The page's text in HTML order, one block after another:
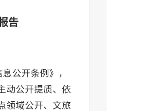
告
公开条例》，
动公开提质、依
领域公开、文旅